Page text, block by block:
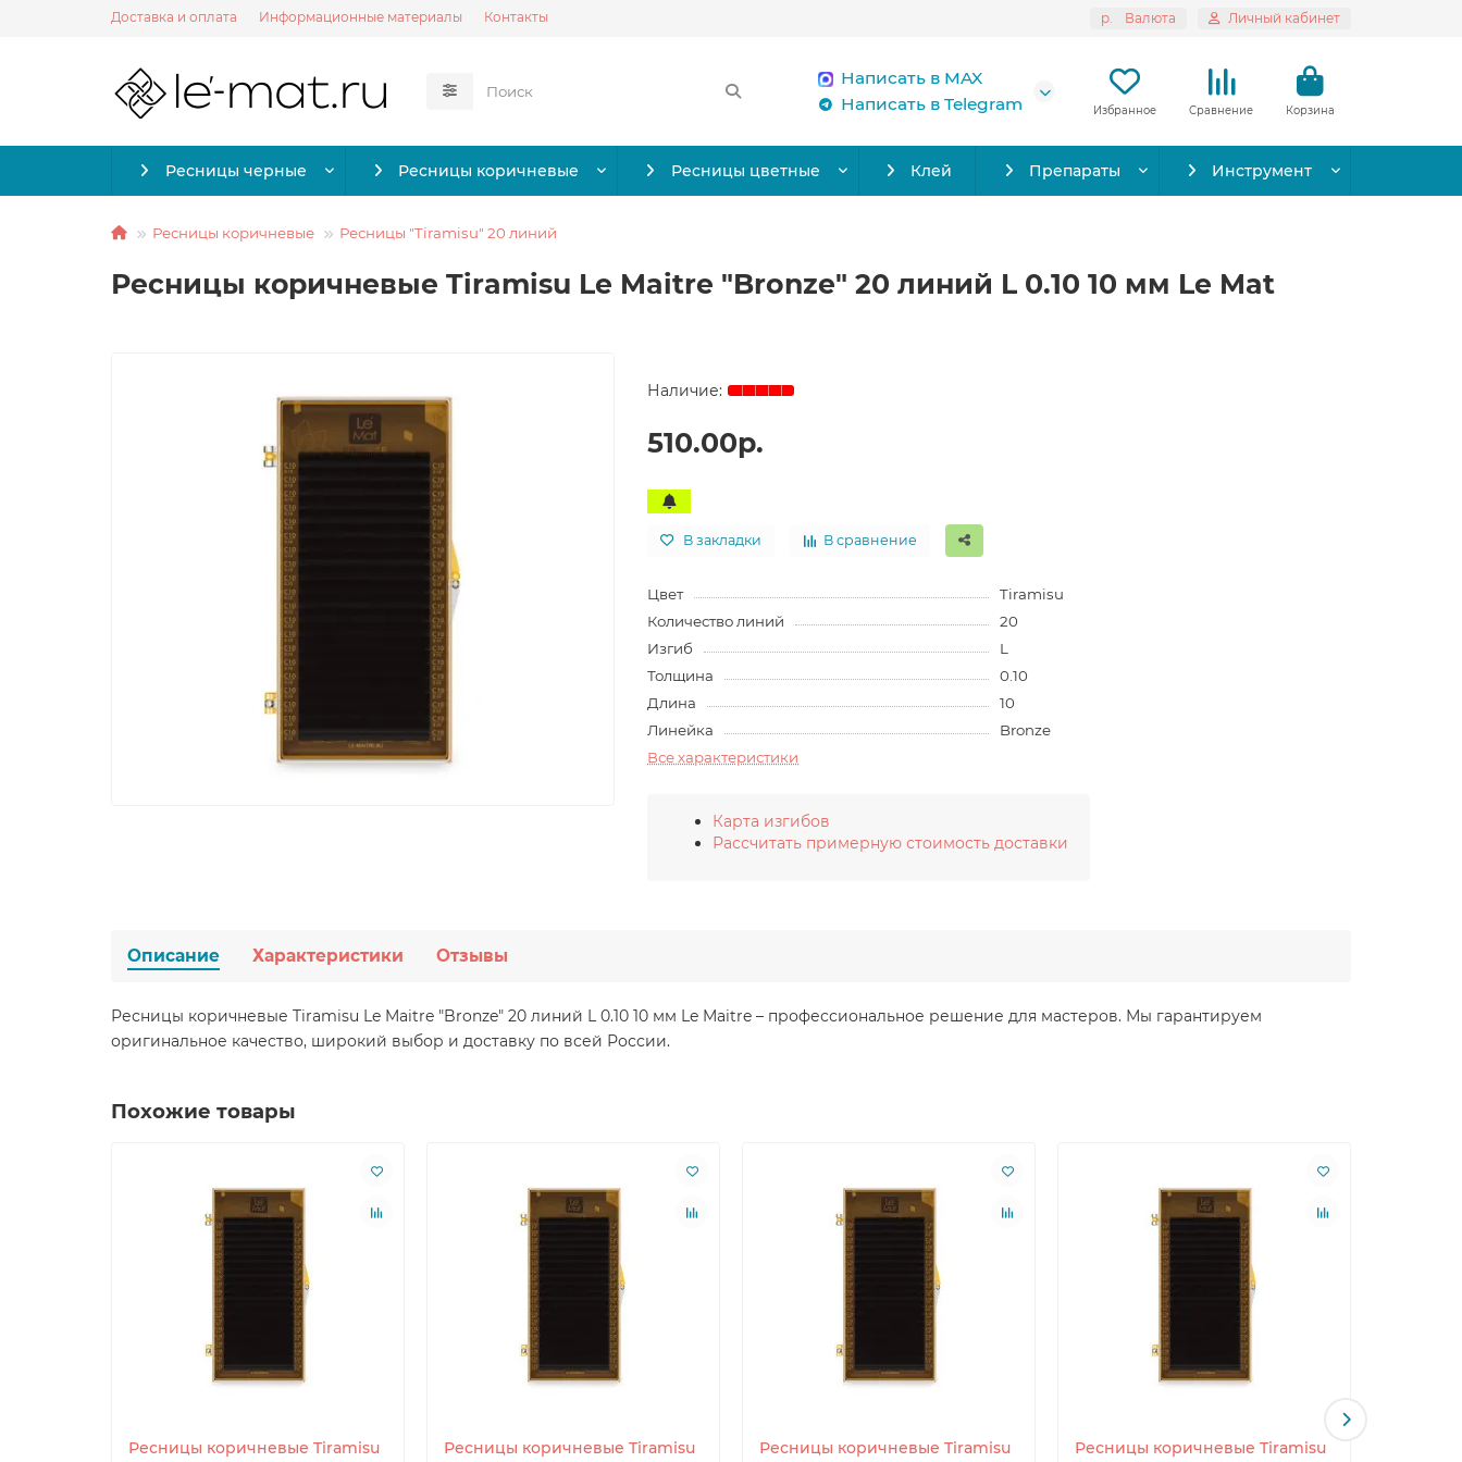
Доставка и оплата Информационные материалы Контакты р. Валюта Личный кабинет
Написать в MAX
Написать в Telegram
Избранное Сравнение Корзина
Ресницы черные Ресницы коричневые Ресницы цветные Клей Препараты Инструмент
Ресницы коричневые Ресницы "Tiramisu" 20 линий
Ресницы коричневые Tiramisu Le Maitre "Bronze" 20 линий L 0.10 10 мм Le Mat
510.00р.
В закладки В сравнение
Цвет
Tiramisu
Количество линий
20
Изгиб
L
Толщина
0.10
Длина
10
Линейка
Bronze
Все характеристики
Карта изгибов
Рассчитать примерную стоимость доставки
Описание Характеристики Отзывы
Ресницы коричневые Tiramisu Le Maitre "Bronze" 20 линий L 0.10 10 мм Le Maitre – профессиональное решение для мастеров. Мы гарантируем
оригинальное качество, широкий выбор и доставку по всей России.
Похожие товары
Ресницы коричневые Tiramisu
Ресницы коричневые Tiramisu
Ресницы коричневые Tiramisu
Ресницы коричневые Tiramisu